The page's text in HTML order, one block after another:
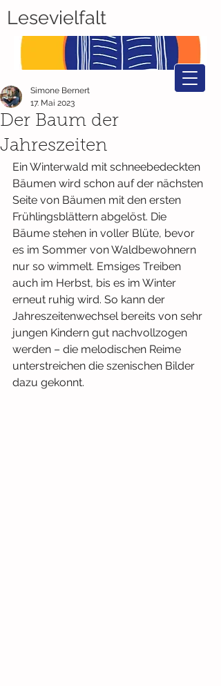
Lesevielfalt
Der Baum der
Jahreszeiten
Simone Bernert
17. Mai 2023
Ein Winterwald mit schneebedeckten
Bäumen wird schon auf der nächsten
Seite von Bäumen mit den ersten
Frühlingsblättern abgelöst. Die
Bäume stehen in voller Blüte, bevor
es im Sommer von Waldbewohnern
nur so wimmelt. Emsiges Treiben
auch im Herbst, bis es im Winter
erneut ruhig wird. So kann der
Jahreszeitenwechsel bereits von sehr
jungen Kindern gut nachvollzogen
werden – die melodischen Reime
unterstreichen die szenischen Bilder
dazu gekonnt.